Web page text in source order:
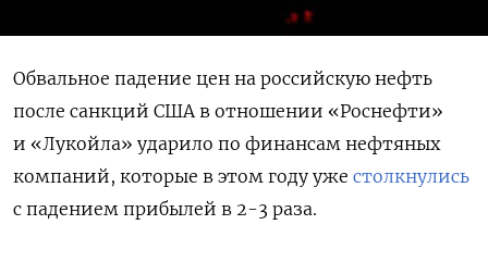
Обвальное падение цен на российскую нефть
после санкций США в отношении «Роснефти»
и «Лукойла» ударило по финансам нефтяных
компаний, которые в этом году уже столкнулись
с падением прибылей в 2-3 раза.